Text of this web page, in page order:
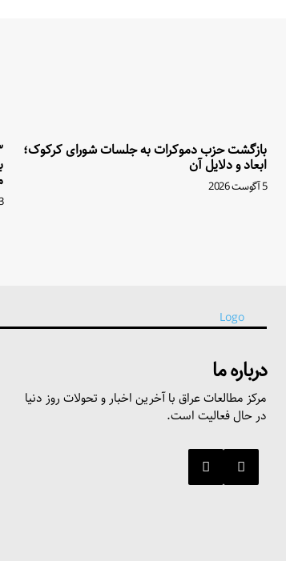
بازگشت حزب دموکرات به جلسات شورای کرکوک؛
ابعاد و دلایل آن
5 آگوست 2026
3
درباره ما
مرکز مطالعات عراق با آخرین اخبار و تحولات روز دنیا
در حال فعالیت است.